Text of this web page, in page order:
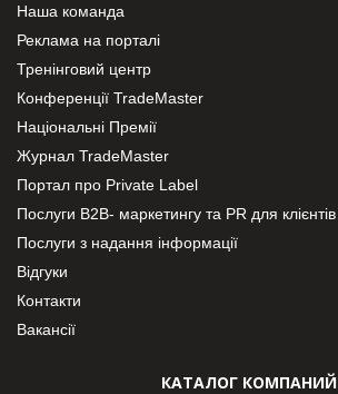
Наша команда
Реклама на порталі
Тренінговий центр
Конференції TradeMaster
Національні Премії
Журнал TradeMaster
Портал про Private Label
Послуги В2В- маркетингу та PR для клієнтів
Послуги з надання інформації
Відгуки
Контакти
Вакансії
КАТАЛОГ КОМПАНИЙ